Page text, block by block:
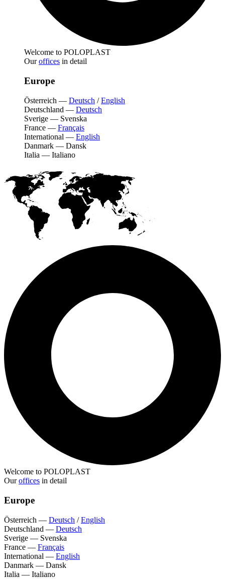
Welcome to POLOPLAST
Ouroffices in detail
Europe
Österreich — Deutsch /English
Deutschland — Deutsch
Sverige — Svenska
France — Français
International — English
Danmark — Dansk
Italia — Italiano
Welcome to POLOPLAST
Ouroffices in detail
Europe
Österreich — Deutsch /English
Deutschland — Deutsch
Sverige — Svenska
France — Français
International — English
Danmark — Dansk
Italia — Italiano